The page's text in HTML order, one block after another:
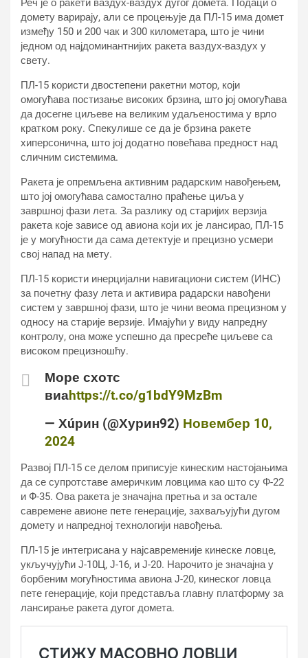
Реч је о ракети ваздух-ваздух дугог домета. Подаци о
домету варирају, али се процењује да ПЛ-15 има домет
између 150 и 200 чак и 300 километара, што је чини
једном од најдоминантнијих ракета ваздух-ваздух у
свету.
ПЛ-15 користи двостепени ракетни мотор, који
омогућава постизање високих брзина, што јој омогућава
да досегне циљеве на великим удаљеностима у врло
кратком року. Спекулише се да је брзина ракете
хиперсонична, што јој додатно повећава предност над
сличним системима.
Ракета је опремљена активним радарским навођењем,
што јој омогућава самостално праћење циља у
завршној фази лета. За разлику од старијих верзија
ракета које зависе од авиона који их је лансирао, ПЛ-15
је у могућности да сама детектује и прецизно усмери
свој напад на мету.
ПЛ-15 користи инерцијални навигациони систем (ИНС)
за почетну фазу лета и активира радарски навођени
систем у завршној фази, што је чини веома прецизном у
односу на старије верзије. Имајући у виду напредну
контролу, она може успешно да пресреће циљеве са
високом прецизношћу.
Море схотс
виаhttps://t.co/g1bdY9MzBm
— Хúрин (@Хурин92) Новембер 10,
2024
Развој ПЛ-15 се делом приписује кинеским настојањима
да се супротставе америчким ловцима као што су Ф-22
и Ф-35. Ова ракета је значајна претња и за остале
савремене авионе пете генерације, захваљујући дугом
домету и напредној технологији навођења.
ПЛ-15 је интегрисана у најсавременије кинеске ловце,
укључујући Ј-10Ц, Ј-16, и Ј-20. Нарочито је значајна у
борбеним могућностима авиона Ј-20, кинеског ловца
пете генерације, који представља главну платформу за
лансирање ракета дугог домета.